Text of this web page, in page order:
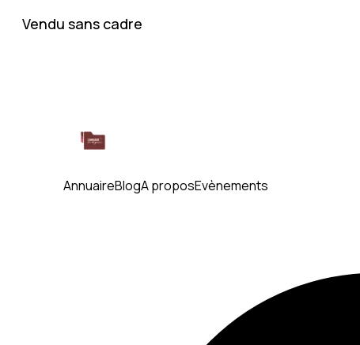
Vendu sans cadre
AnnuaireBlogA proposEvènements